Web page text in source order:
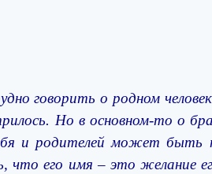
говорить о родном
Но в основном-то о
и родителей может быть
что его имя – это желание